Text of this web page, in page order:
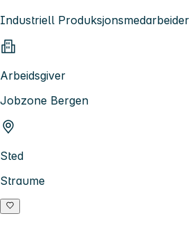
Industriell Produksjonsmedarbeider
Arbeidsgiver
Jobzone Bergen
Sted
Straume